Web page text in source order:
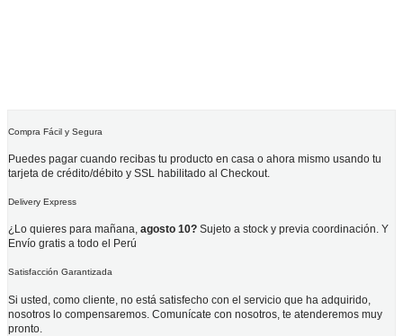
Compra Fácil y Segura
Puedes pagar cuando recibas tu producto en casa o ahora mismo usando tu
tarjeta de crédito/débito y SSL habilitado al Checkout.
Delivery Express
¿Lo quieres para mañana, agosto 10? Sujeto a stock y previa coordinación. Y
Envío gratis a todo el Perú
Satisfacción Garantizada
Si usted, como cliente, no está satisfecho con el servicio que ha adquirido,
nosotros lo compensaremos. Comunícate con nosotros, te atenderemos muy
pronto.